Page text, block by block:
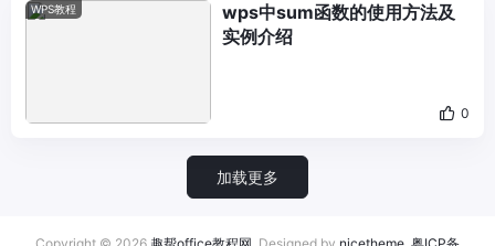
WPS教程
wps中sum函数的使用方法及
实例介绍
0
加载更多